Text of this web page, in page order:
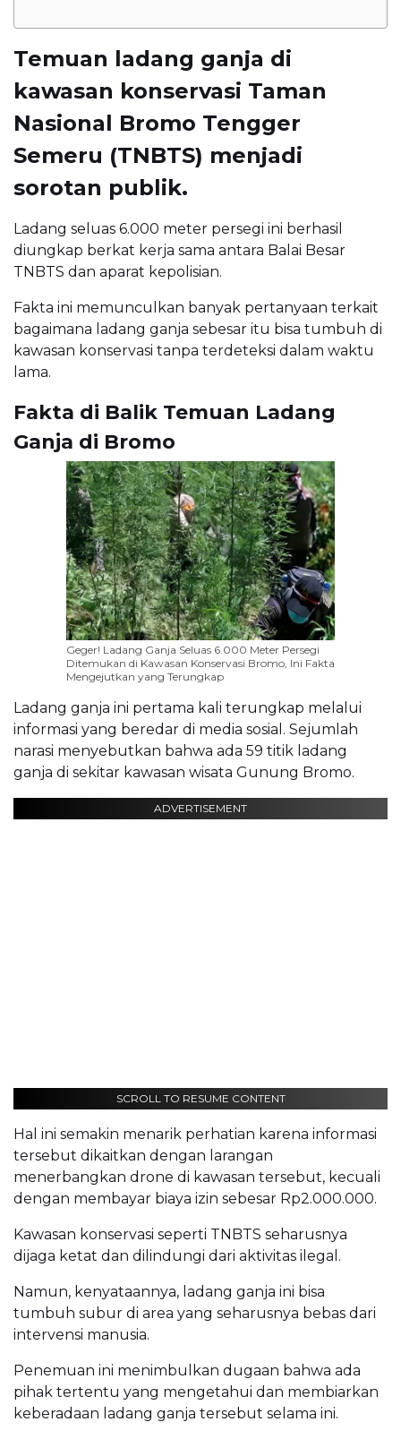
Temuan ladang ganja di
kawasan konservasi Taman
Nasional Bromo Tengger
Semeru (TNBTS) menjadi
sorotan publik.
Ladang seluas 6.000 meter persegi ini berhasil
diungkap berkat kerja sama antara Balai Besar
TNBTS dan aparat kepolisian.
Fakta ini memunculkan banyak pertanyaan terkait
bagaimana ladang ganja sebesar itu bisa tumbuh di
kawasan konservasi tanpa terdeteksi dalam waktu
lama.
Fakta di Balik Temuan Ladang
Ganja di Bromo
Geger! Ladang Ganja Seluas 6.000 Meter Persegi
Ditemukan di Kawasan Konservasi Bromo, Ini Fakta
Mengejutkan yang Terungkap
Ladang ganja ini pertama kali terungkap melalui
informasi yang beredar di media sosial. Sejumlah
narasi menyebutkan bahwa ada 59 titik ladang
ganja di sekitar kawasan wisata Gunung Bromo.
ADVERTISEMENT
SCROLL TO RESUME CONTENT
Hal ini semakin menarik perhatian karena informasi
tersebut dikaitkan dengan larangan
menerbangkan drone di kawasan tersebut, kecuali
dengan membayar biaya izin sebesar Rp2.000.000.
Kawasan konservasi seperti TNBTS seharusnya
dijaga ketat dan dilindungi dari aktivitas ilegal.
Namun, kenyataannya, ladang ganja ini bisa
tumbuh subur di area yang seharusnya bebas dari
intervensi manusia.
Penemuan ini menimbulkan dugaan bahwa ada
pihak tertentu yang mengetahui dan membiarkan
keberadaan ladang ganja tersebut selama ini.